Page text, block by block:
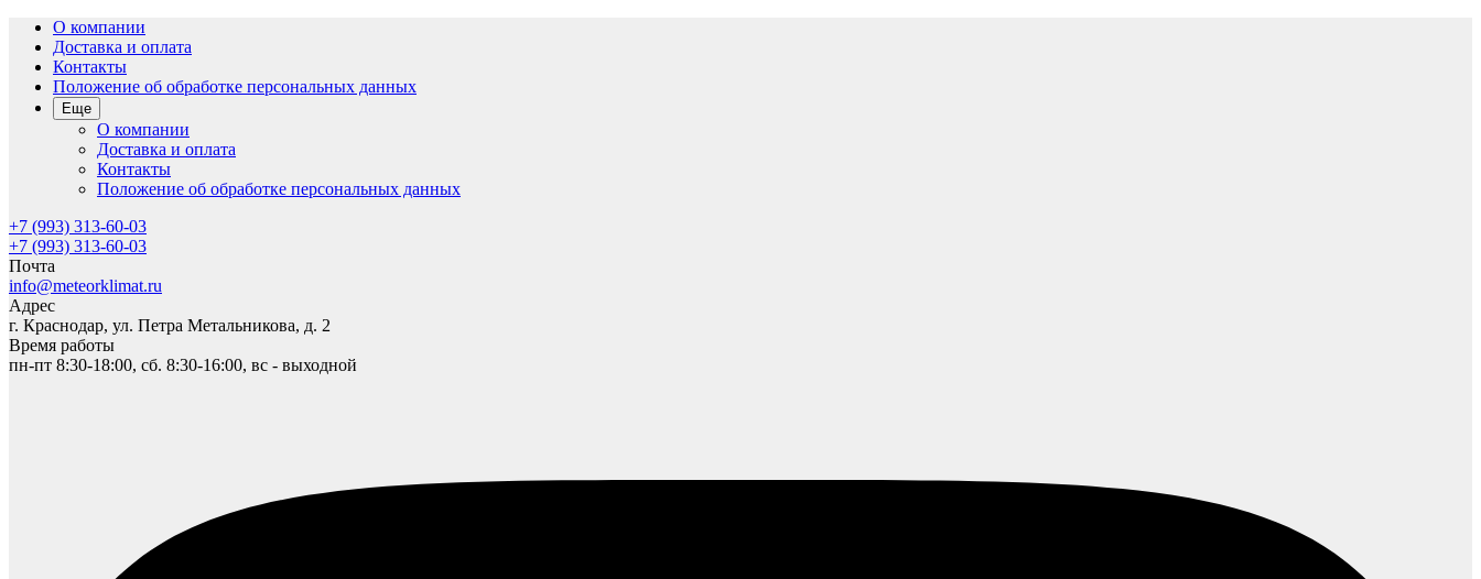
О компании
Доставка и оплата
Контакты
Положение об обработке персональных данных
Еще
О компании
Доставка и оплата
Контакты
Положение об обработке персональных данных
+7 (993) 313-60-03
+7 (993) 313-60-03
Почта
info@meteorklimat.ru
Адрес
г. Краснодар, ул. Петра Метальникова, д. 2
Время работы
пн-пт 8:30-18:00, сб. 8:30-16:00, вс - выходной